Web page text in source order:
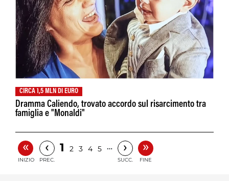
CIRCA 1,5 MLN DI EURO
Dramma Caliendo, trovato accordo sul risarcimento tra
famiglia e "Monaldi"
«
INIZIO
‹
PREC.
1 2 3 4 5 … ›
SUCC.
»
FINE